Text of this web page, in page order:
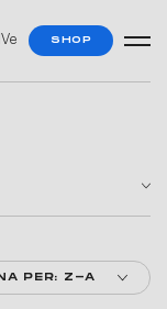
SHOP
PER: Z-A